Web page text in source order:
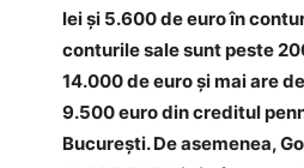
lei şi 5.600 de euro în
conturile sale sunt peste
14.000 de euro şi mai are
9.500 euro din creditul
Bucureşti. De asemenea,